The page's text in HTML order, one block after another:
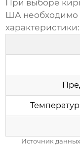
При выборе
ША необходимо
характеристики:
Источник